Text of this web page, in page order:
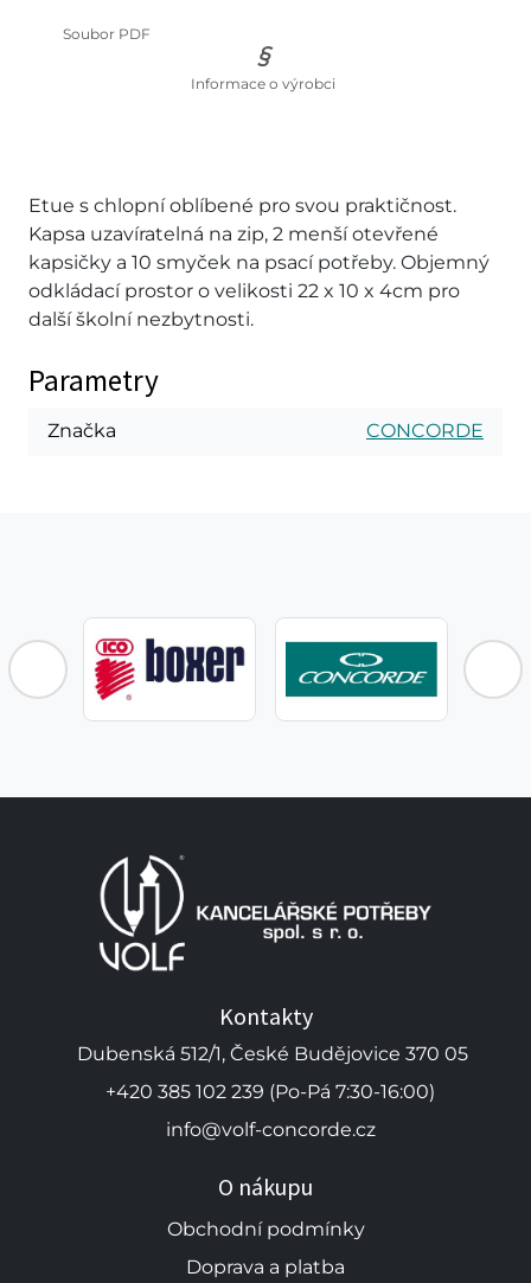
Soubor PDF
Informace o výrobci
Etue s chlopní oblíbené pro svou praktičnost.
Kapsa uzavíratelná na zip, 2 menší otevřené
kapsičky a 10 smyček na psací potřeby. Objemný
odkládací prostor o velikosti 22 x 10 x 4cm pro
další školní nezbytnosti.
Parametry
Značka CONCORDE
Kontakty
Dubenská 512/1, České Budějovice 370 05
+420 385 102 239 (Po-Pá 7:30-16:00)
info@volf-concorde.cz
O nákupu
Obchodní podmínky
Doprava a platba